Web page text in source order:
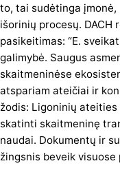
to, tai sudėtinga
išorinių procesų. DACH
pasikeitimas: “E.
galimybė. Saugus
skaitmeninėse
atspariam ateičiai ir
žodis: Ligoninių
skatinti skaitmeninę
naudai. Dokumentų ir
žingsnis beveik visuose